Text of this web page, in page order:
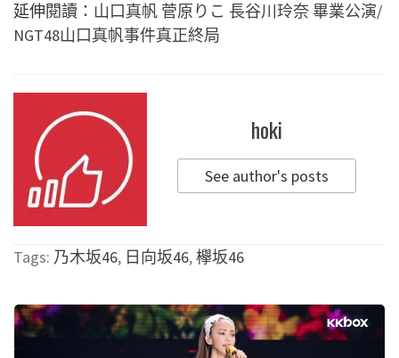
延伸閱讀： 山口真帆 菅原りこ 長谷川玲奈 畢業公演/
NGT48山口真帆事件真正終局
hoki
See author's posts
Tags: 乃木坂46, 日向坂46,欅坂46